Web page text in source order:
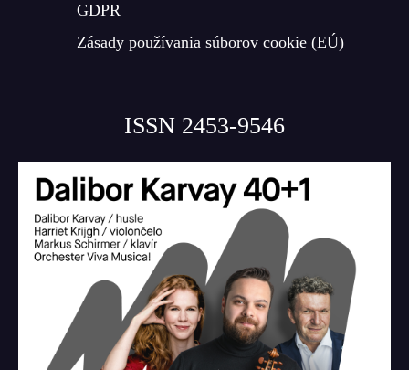
GDPR
Zásady používania súborov cookie (EÚ)
ISSN 2453-9546